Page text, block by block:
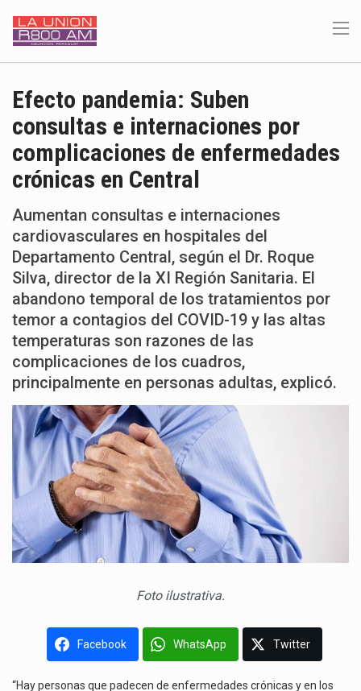
Efecto pandemia: Suben
consultas e internaciones por
complicaciones de enfermedades
crónicas en Central
Aumentan consultas e internaciones
cardiovasculares en hospitales del
Departamento Central, según el Dr. Roque
Silva, director de la XI Región Sanitaria. El
abandono temporal de los tratamientos por
temor a contagios del COVID-19 y las altas
temperaturas son razones de las
complicaciones de los cuadros,
principalmente en personas adultas, explicó.
Foto ilustrativa.
Facebook WhatsApp Twitter
“Hay personas que padecen de enfermedades crónicas y en los